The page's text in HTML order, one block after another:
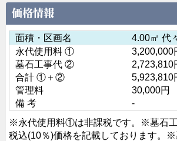
価格情報
面積・区画名
4.00㎡ 代
永代使用料 ①
3,200,000
墓石工事代 ②
2,723,810
合計 ①＋②
5,923,810
管理料
30,000円
備 考
-
※永代使用料①は非課税です。
※墓石
税込(10％)価格を記載しております。
※